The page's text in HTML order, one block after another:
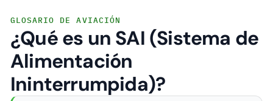
GLOSARIO DE AVIACIÓN
¿Qué es un SAI (Sistema de
Alimentación
Ininterrumpida)?